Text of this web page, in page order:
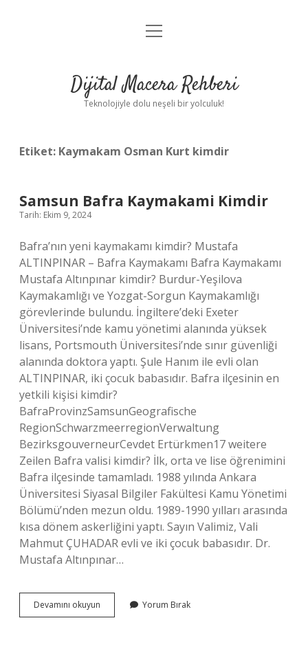
Anasayfa
Yasal Uyarı
menüyü
Dijital Macera Rehberi
Teknolojiyle dolu neşeli bir yolculuk!
Etiket: Kaymakam Osman Kurt kimdir
Samsun Bafra Kaymakami Kimdir
Tarih: Ekim 9, 2024
Bafra’nın yeni kaymakamı kimdir? Mustafa
ALTINPINAR – Bafra Kaymakamı Bafra Kaymakamı
Mustafa Altınpınar kimdir? Burdur-Yeşilova
Kaymakamlığı ve Yozgat-Sorgun Kaymakamlığı
görevlerinde bulundu. İngiltere’deki Exeter
Üniversitesi’nde kamu yönetimi alanında yüksek
lisans, Portsmouth Üniversitesi’nde sınır güvenliği
alanında doktora yaptı. Şule Hanım ile evli olan
ALTINPINAR, iki çocuk babasıdır. Bafra ilçesinin en
yetkili kişisi kimdir?
BafraProvinzSamsunGeografische
RegionSchwarzmeerregionVerwaltung
BezirksgouverneurCevdet Ertürkmen17 weitere
Zeilen Bafra valisi kimdir? İlk, orta ve lise öğrenimini
Bafra ilçesinde tamamladı. 1988 yılında Ankara
Üniversitesi Siyasal Bilgiler Fakültesi Kamu Yönetimi
Bölümü’nden mezun oldu. 1989-1990 yılları arasında
kısa dönem askerliğini yaptı. Sayın Valimiz, Vali
Mahmut ÇUHADAR evli ve iki çocuk babasıdır. Dr.
Mustafa Altınpınar…
Devamını okuyun
Bafra
Yorum Bırak